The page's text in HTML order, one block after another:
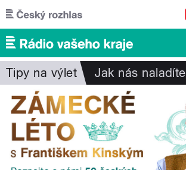
Přejít k hlavnímu obsahu
Tipy na výlet Jak nás naladíte